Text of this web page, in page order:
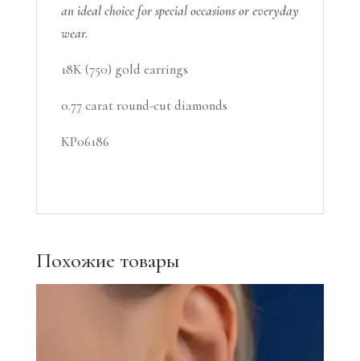
an ideal choice for special occasions or everyday
wear.
18K (750) gold earrings
0.77 carat round-cut diamonds
KP06186
Похожие товары